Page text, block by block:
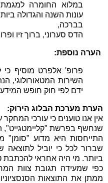
במלוא החומרה
עונות השנה והגדולה
בברכה,
הדס סערוני, ברוך זיו
הערה נוספת:
פרופ' אלפרט מוסיף
השירות המטאורולוגי,
ידם לפי חוק חופש
הערת מערכת הבלוג הירוק:
אין אנו טוענים כי עורכי המחקר
שנחשף בפרשת "קליימטגייט",
התייחסות היא מדוע "סומן"
שברור לכל כי יוביל
ביותר. מי היה אחראי להכתבת
כפי שמעידה תגובת צוות
ממתן את התוצאות